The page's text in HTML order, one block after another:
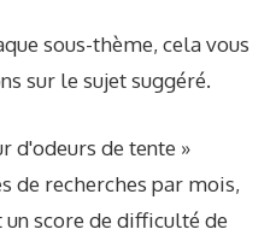
sous-thème, cela vous
sur le sujet suggéré.
d'odeurs de tente »
de recherches par mois,
score de difficulté de